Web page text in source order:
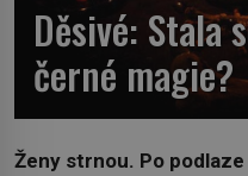
Děsivé: Stala
černé magie?
Ženy strnou. Po